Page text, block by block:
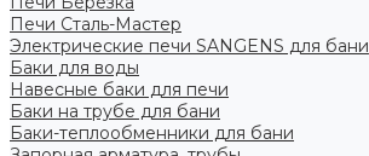
Печи Сталь-Мастер
Электрические печи SANGENS для бани
Баки для воды
Навесные баки для печи
Баки на трубе для бани
Баки-теплообменники для бани